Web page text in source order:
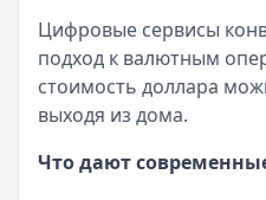
Т-Банк— Под залог
Сумма:200 000–30 000 000₽
Срок: до180мес.
ПСК:34.9%
Все кредиты
Цифровые сервисы
подход к валютным
стоимость доллара
выходя из дома.
Что дают